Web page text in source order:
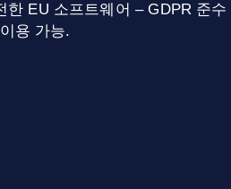
EU 소프트웨어 – GDPR 준수
용 가능.